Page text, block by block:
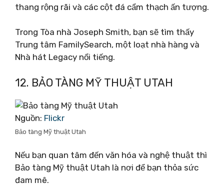
thang rộng rãi và các cột đá cẩm thạch ấn tượng.
Trong Tòa nhà Joseph Smith, bạn sẽ tìm thấy
Trung tâm FamilySearch, một loạt nhà hàng và
Nhà hát Legacy nổi tiếng.
12. BẢO TÀNG MỸ THUẬT UTAH
Nguồn: Flickr
Bảo tàng Mỹ thuật Utah
Nếu bạn quan tâm đến văn hóa và nghệ thuật thì
Bảo tàng Mỹ thuật Utah là nơi để bạn thỏa sức
đam mê.